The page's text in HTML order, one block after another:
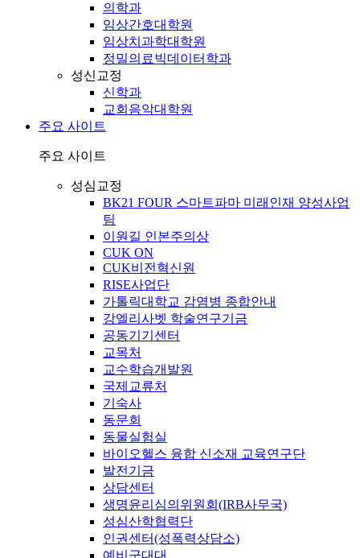
의학과
임상간호대학원
임상치과학대학원
정밀의료빅데이터학과
성신교정
신학과
교회음악대학원
주요 사이트
주요 사이트
성심교정
BK21 FOUR 스마트파마 미래인재 양성사업
팀
이원길 인본주의상
CUK ON
CUK비전혁신원
RISE사업단
가톨릭대학교 감염병 종합안내
강엘리사벳 학술연구기금
공동기기센터
교목처
교수학습개발원
국제교류처
기숙사
동문회
동물실험실
바이오헬스 융합 신소재 교육연구단
발전기금
상담센터
생명윤리심의위원회(IRB사무국)
성심산학협력단
인권센터(성폭력상담소)